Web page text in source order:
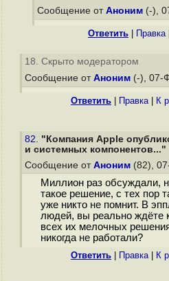
Сообщение от Аноним (-),
Ответить Правка|
18. Скрыто модератором
Сообщение от Аноним (-), 07-
Ответить Правка| К
82. "Компания Apple
и системных компонентов..."
Сообщение от Аноним (82),
Миллион раз обсуждали,
такое решение, с тех пор
уже никто не помнит. В
людей, вы реально ждёте
всех их мелочных
никогда не работали?
Ответить Правка| К